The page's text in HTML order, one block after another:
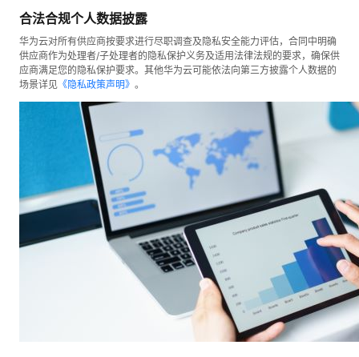
合法合规个人数据披露
华为云对所有供应商按要求进行尽职调查及隐私安全能力评估，合同中明确
供应商作为处理者/子处理者的隐私保护义务及适用法律法规的要求，确保供
应商满足您的隐私保护要求。其他华为云可能依法向第三方披露个人数据的
场景详见 《隐私政策声明》 。